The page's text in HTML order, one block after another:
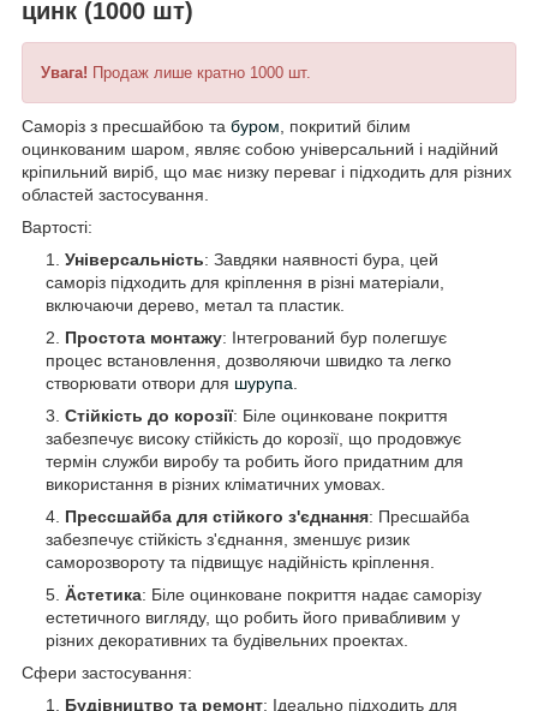
цинк (1000 шт)
Увага! Продаж лише кратно 1000 шт.
Саморіз з пресшайбою та буром, покритий білим
оцинкованим шаром, являє собою універсальний і надійний
кріпильний виріб, що має низку переваг і підходить для різних
областей застосування.
Вартості:
Універсальність: Завдяки наявності бура, цей
саморіз підходить для кріплення в різні матеріали,
включаючи дерево, метал та пластик.
Простота монтажу: Інтегрований бур полегшує
процес встановлення, дозволяючи швидко та легко
створювати отвори для шурупа.
Стійкість до корозії: Біле оцинковане покриття
забезпечує високу стійкість до корозії, що продовжує
термін служби виробу та робить його придатним для
використання в різних кліматичних умовах.
Прессшайба для стійкого з'єднання: Пресшайба
забезпечує стійкість з'єднання, зменшує ризик
саморозвороту та підвищує надійність кріплення.
Äстетика: Біле оцинковане покриття надає саморізу
естетичного вигляду, що робить його привабливим у
різних декоративних та будівельних проектах.
Сфери застосування:
Будівництво та ремонт: Ідеально підходить для